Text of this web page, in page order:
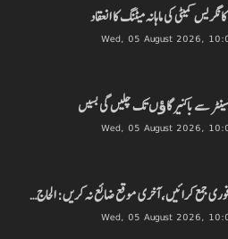
کمیٹی کی ماہانہ میٹنگ کا انعقاد
Wed, 05 August 2026,
سے باکنیر گاﺅں تک چلیں گی بسیں
Wed, 05 August 2026,
جمع کرائیں، آخری موقع ضائع نہ کریں: الحاج…
Wed, 05 August 2026,